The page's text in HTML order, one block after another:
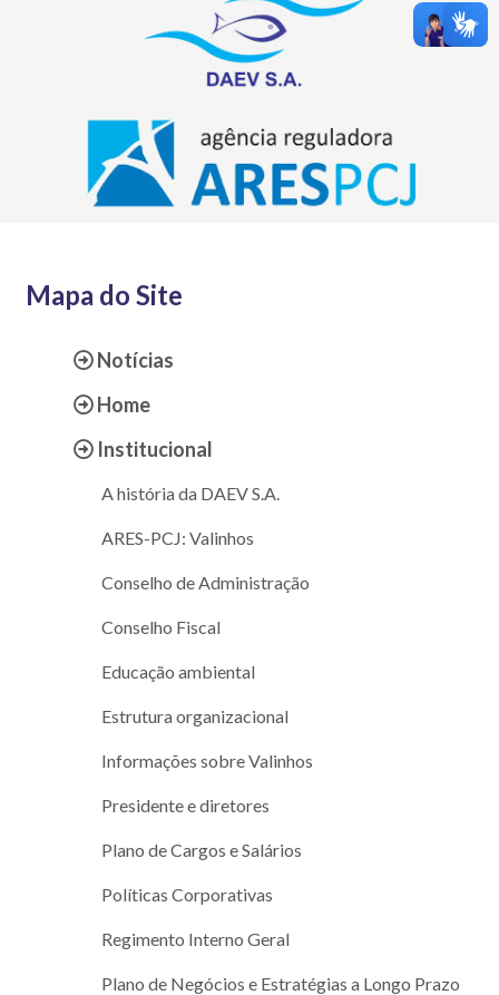
Mapa do Site
Notícias
Home
Institucional
A história da DAEV S.A.
ARES-PCJ: Valinhos
Conselho de Administração
Conselho Fiscal
Educação ambiental
Estrutura organizacional
Informações sobre Valinhos
Presidente e diretores
Plano de Cargos e Salários
Políticas Corporativas
Regimento Interno Geral
Plano de Negócios e Estratégias a Longo Prazo